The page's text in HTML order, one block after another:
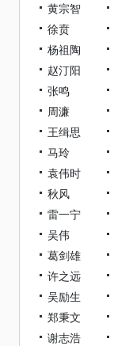
黄宗智
徐贲
杨祖陶
赵汀阳
张鸣
周濂
王缉思
马玲
袁伟时
秋风
雷一宁
吴伟
葛剑雄
许之远
吴励生
郑秉文
谢志浩